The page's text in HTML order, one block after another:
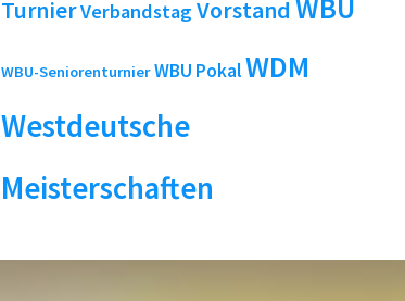
TurnierVerbandstag Vorstand
WBU-Seniorenturnier WBU PokalWDM
Westdeutsche
Meisterschaften